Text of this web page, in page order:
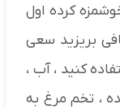
کرده اول
بریزید سعی
کنید ، آب ،
، تخم مرغ به